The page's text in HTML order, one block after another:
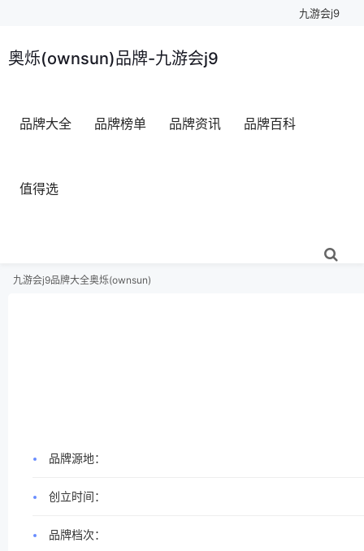
九游会j9
奥烁(ownsun)品牌-九游会j9
品牌大全 品牌榜单 品牌资讯 品牌百科
值得选
九游会j9品牌大全奥烁(ownsun)
品牌源地：
创立时间：
品牌档次：